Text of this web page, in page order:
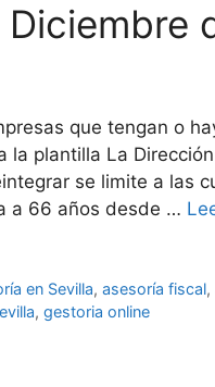
que tengan o
la plantilla La
se limite a las
a 66 años desde …
en Sevilla,asesoría fiscal,
, gestoria online